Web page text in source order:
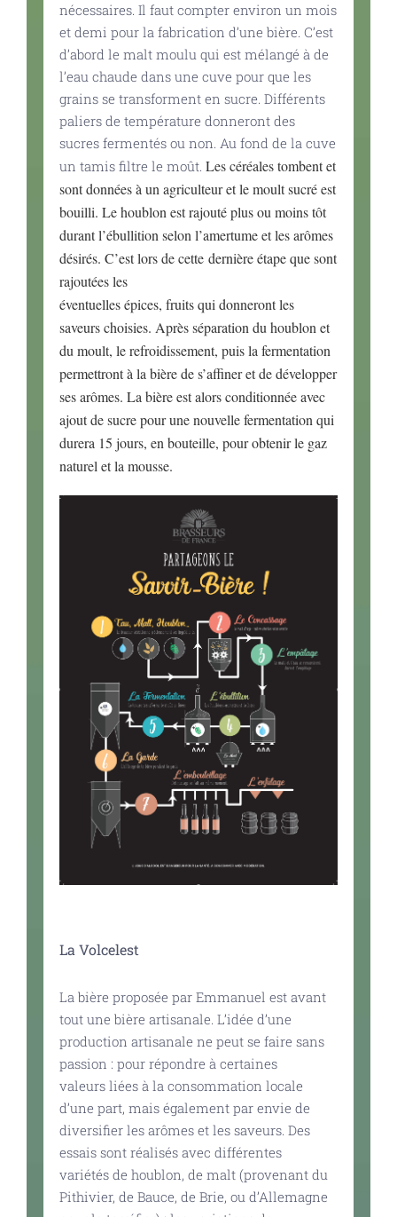
nécessaires. Il faut compter environ un mois
et demi pour la fabrication d’une bière. C’est
d’abord le malt moulu qui est mélangé à de
l’eau chaude dans une cuve pour que les
grains se transforment en sucre. Différents
paliers de température donneront des
sucres fermentés ou non. Au fond de la cuve
un tamis filtre le moût. Les céréales tombent et
sont données à un agriculteur et le moult sucré est
bouilli. Le houblon est rajouté plus ou moins tôt
durant l’ébullition selon l’amertume et les arômes
désirés. C’est lors de cette dernière étape que sont
rajoutées les
éventuelles épices, fruits qui donneront les
saveurs choisies. Après séparation du houblon et
du moult, le refroidissement, puis la fermentation
permettront à la bière de s’affiner et de développer
ses arômes. La bière est alors conditionnée avec
ajout de sucre pour une nouvelle fermentation qui
durera 15 jours, en bouteille, pour obtenir le gaz
naturel et la mousse.
La Volcelest
La bière proposée par Emmanuel est avant
tout une bière artisanale. L’idée d’une
production artisanale ne peut se faire sans
passion : pour répondre à certaines
valeurs liées à la consommation locale
d’une part, mais également par envie de
diversifier les arômes et les saveurs. Des
essais sont réalisés avec différentes
variétés de houblon, de malt (provenant du
Pithivier, de Bauce, de Brie, ou d’Allemagne